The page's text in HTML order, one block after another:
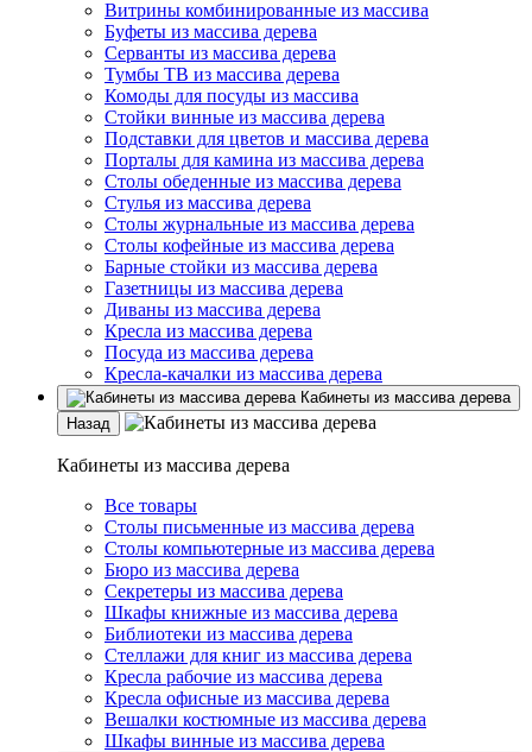
Витрины комбинированные из массива
Буфеты из массива дерева
Серванты из массива дерева
Тумбы ТВ из массива дерева
Комоды для посуды из массива
Стойки винные из массива дерева
Подставки для цветов и массива дерева
Порталы для камина из массива дерева
Столы обеденные из массива дерева
Стулья из массива дерева
Столы журнальные из массива дерева
Столы кофейные из массива дерева
Барные стойки из массива дерева
Газетницы из массива дерева
Диваны из массива дерева
Кресла из массива дерева
Посуда из массива дерева
Кресла-качалки из массива дерева
Кабинеты из массива дерева
Назад
Кабинеты из массива дерева
Все товары
Столы письменные из массива дерева
Столы компьютерные из массива дерева
Бюро из массива дерева
Секретеры из массива дерева
Шкафы книжные из массива дерева
Библиотеки из массива дерева
Стеллажи для книг из массива дерева
Кресла рабочие из массива дерева
Кресла офисные из массива дерева
Вешалки костюмные из массива дерева
Шкафы винные из массива дерева